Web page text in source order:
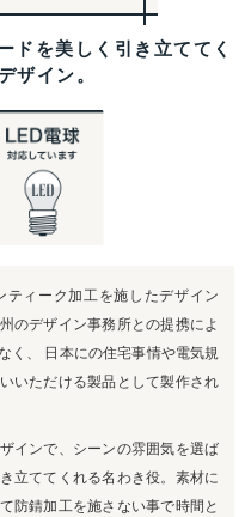
ドを美しく引き立ててく
ザイン。
ィーク加工を施したデザイン
のデザイン事務所との提携によ
く、 日本にの住宅事情や電気規
いただける製品として製作され
インで、シーンの雰囲気を選ば
立ててくれる名わき役。素材に
防錆加工を施さない事で時間と